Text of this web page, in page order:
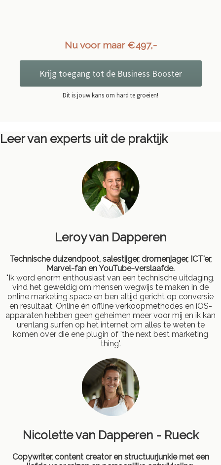
Nu voor maar €497,-
Krijg toegang tot de Business Booster
Dit is jouw kans om hard te groeien!
Leer van experts uit de praktijk
Leroy van Dapperen
Technische duizendpoot, salestijger, dromenjager, ICT'er,
Marvel-fan en YouTube-verslaafde.
"Ik word enorm enthousiast van een technische uitdaging,
vind het geweldig om mensen wegwijs te maken in de
online marketing space en ben altijd gericht op conversie
en resultaat. Online én offline verkoopmethodes en iOS-
apparaten hebben geen geheimen meer voor mij en ik kan
urenlang surfen op het internet om alles te weten te
komen over die ene plugin of 'the next best marketing
thing'.
Nicolette van Dapperen - Rueck
Copywriter, content creator en structuurjunkie met een